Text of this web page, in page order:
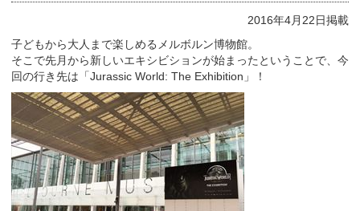
2016年4月22日掲載
子どもから大人まで楽しめるメルボルン博物館。
そこで先月から新しいエキシビションが始まったということで、今
回の行き先は「Jurassic World: The Exhibition」！